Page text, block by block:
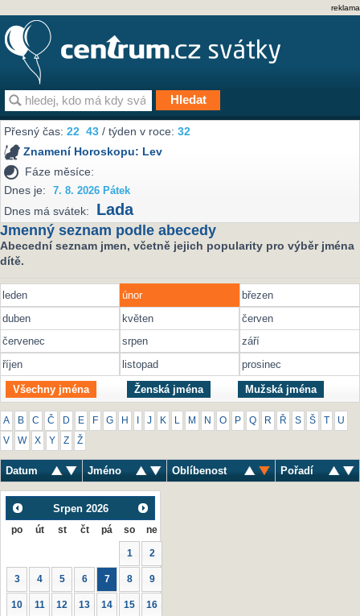
reklama
Přesný čas:22 43 / týden v roce:32
Znamení Horoskopu: Lev
Fáze měsíce:
Dnes je:
7. 8. 2026 Pátek
Dnes má svátek: Lada
Jmenný seznam podle abecedy
Abecední seznam jmen, včetně jejich popularity pro výběr jména
dítě.
leden únor
březen
duben
květen
červen
červenec
srpen
září
říjen
listopad prosinec
Všechny jména Ženská jména Mužská jména
A B C Č D E F G H J K M N O P Q R Ř S Š U
V W X Y Z Ž
Datum Jméno Oblíbenost Pořadí
Srpen 2026
po út st čt pá so ne
1 2
3 4 5 6 7 8 9
10 11 12 13 14 15 16